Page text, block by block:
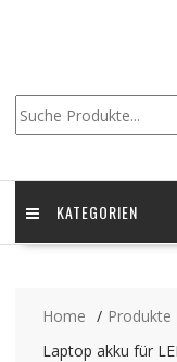
KATEGORIEN
Home
Produkte
Laptop akku für